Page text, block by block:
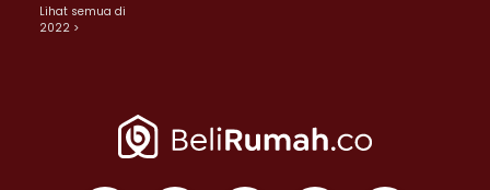
Lihat semua di
2022 >